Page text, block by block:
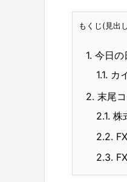
もくじ(見出
1. 今日の
1.1. カ
2. 末尾
2.1. 株
2.2. FX
2.3.